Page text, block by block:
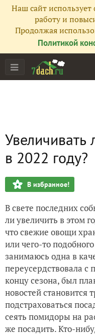
Наш сайт
работу и
Продолжая
Политикой
в 2022 году?
В избранное!
В свете последних
ли увеличить в этом
что свежие овощи
или чего-то
занимаюсь одна в
переусердствовала с
концу сезона, был
новостей становится
подстраховаться
сеять помидоры на
же посадить. Кто-